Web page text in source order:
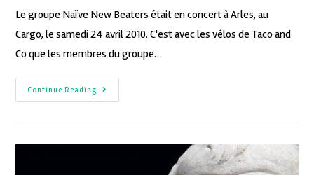
Le groupe Naïve New Beaters était en concert à Arles, au
Cargo, le samedi 24 avril 2010. C'est avec les vélos de Taco and
Co que les membres du groupe…
Continue Reading